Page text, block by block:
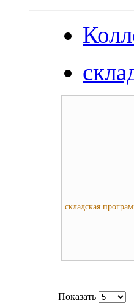
складская
Показать